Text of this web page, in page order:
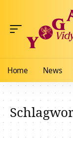
Home News